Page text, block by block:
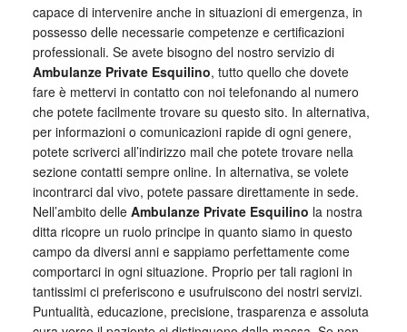
capace di intervenire anche in situazioni di emergenza, in
possesso delle necessarie competenze e certificazioni
professionali. Se avete bisogno del nostro servizio di
Ambulanze Private Esquilino, tutto quello che dovete
fare è mettervi in contatto con noi telefonando al numero
che potete facilmente trovare su questo sito. In alternativa,
per informazioni o comunicazioni rapide di ogni genere,
potete scriverci all’indirizzo mail che potete trovare nella
sezione contatti sempre online. In alternativa, se volete
incontrarci dal vivo, potete passare direttamente in sede.
Nell’ambito delle Ambulanze Private Esquilino la nostra
ditta ricopre un ruolo principe in quanto siamo in questo
campo da diversi anni e sappiamo perfettamente come
comportarci in ogni situazione. Proprio per tali ragioni in
tantissimi ci preferiscono e usufruiscono dei nostri servizi.
Puntualità, educazione, precisione, trasparenza e assoluta